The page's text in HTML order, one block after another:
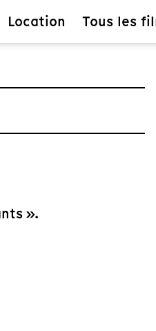
Location Tous les
».